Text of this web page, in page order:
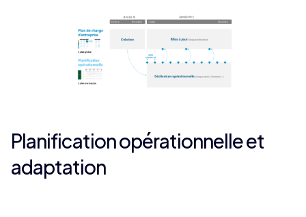
Planification opérationnelle et
adaptation